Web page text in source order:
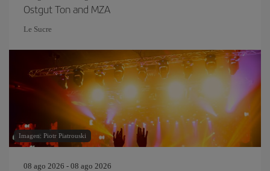
Ostgut Ton and MZA
Le Sucre
Imagen: Piotr Piatrouski
08 ago 2026 - 08 ago 2026